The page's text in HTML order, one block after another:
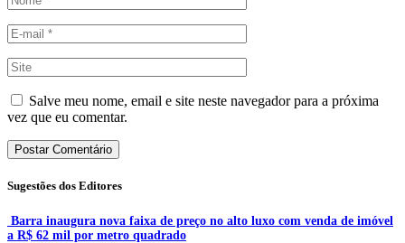
Salve meu nome, email e site neste navegador para a próxima
vez que eu comentar.
Sugestões dos Editores
Barra inaugura nova faixa de preço no alto luxo com venda de imóvel
a R$ 62 mil por metro quadrado